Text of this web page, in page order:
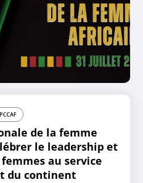
de la femme
le leadership et
au service
du continent